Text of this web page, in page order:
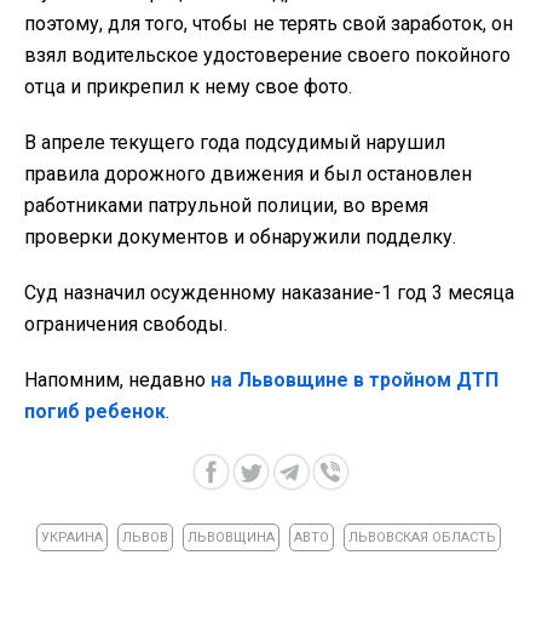
поэтому, для того, чтобы не терять свой заработок, он
взял водительское удостоверение своего покойного
отца и прикрепил к нему свое фото.
В апреле текущего года подсудимый нарушил
правила дорожного движения и был остановлен
работниками патрульной полиции, во время
проверки документов и обнаружили подделку.
Суд назначил осужденному наказание-1 год 3 месяца
ограничения свободы.
Напомним, недавно на Львовщине в тройном ДТП
погиб ребенок.
УКРАИНА ЛЬВОВ ЛЬВОВЩИНА АВТО ЛЬВОВСКАЯ ОБЛАСТЬ